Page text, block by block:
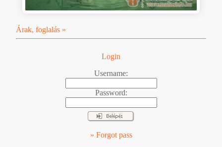
Árak, foglalás »
Login
Username:
Password:
» Forgot pass